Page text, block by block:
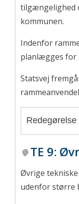
tilgængelighed
kommunen.
Indenfor
planlægges for
Statsvej
Redegørelse
TE 9:
Øvrige
udenfor større